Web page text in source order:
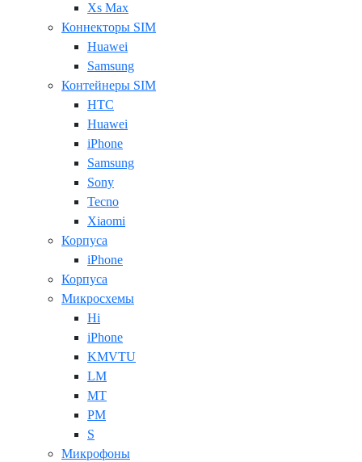
Xs Max
Коннекторы SIM
Huawei
Samsung
Контейнеры SIM
HTC
Huawei
iPhone
Samsung
Sony
Tecno
Xiaomi
Корпуса
iPhone
Корпуса
Микросхемы
Hi
iPhone
KMVTU
LM
MT
PM
S
Микрофоны